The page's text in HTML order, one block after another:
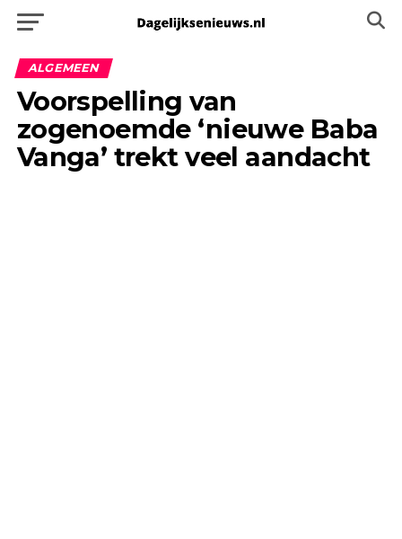
ALGEMEEN
Voorspelling van
zogenoemde ‘nieuwe Baba
Vanga’ trekt veel aandacht